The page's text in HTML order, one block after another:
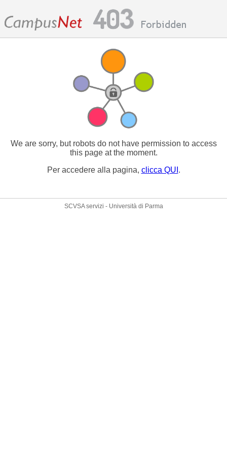
We are sorry, but robots do not have permission to access
this page at the moment.
Per accedere alla pagina, clicca QUI .
SCVSA servizi - Università di Parma